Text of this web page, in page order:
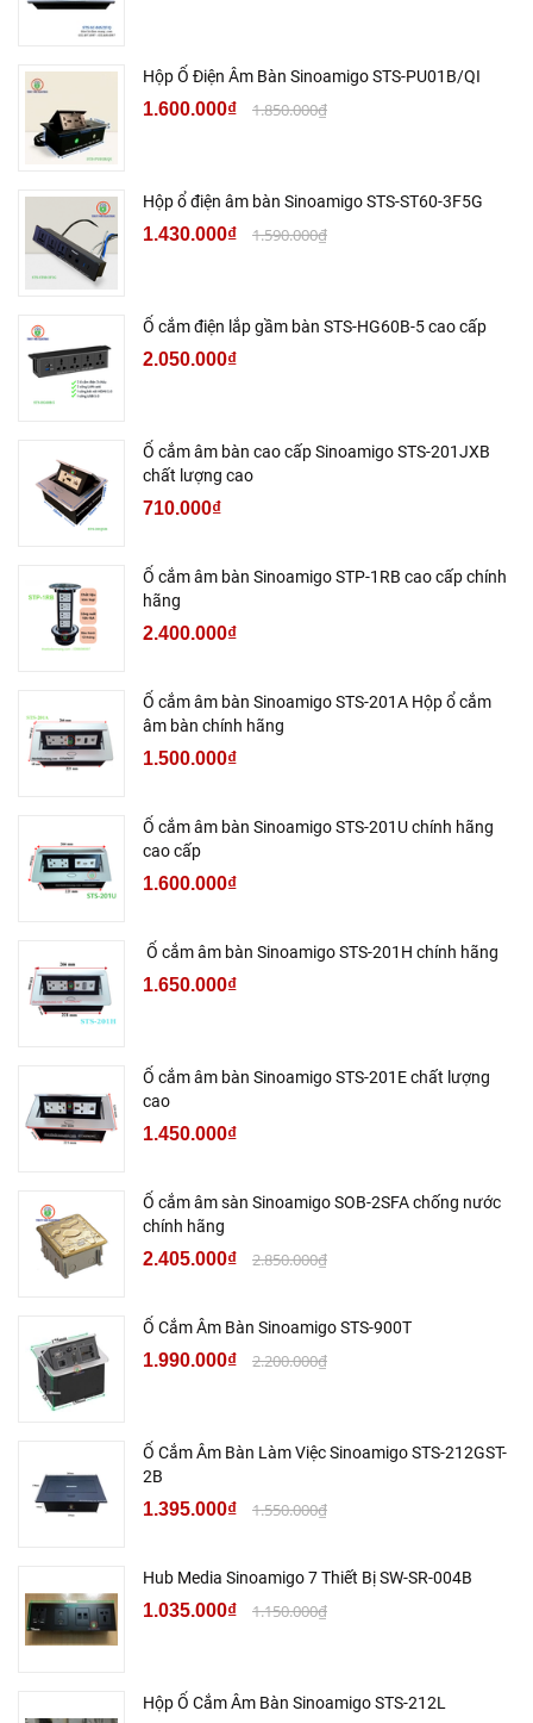
Hộp Ổ Điện Âm Bàn Sinoamigo STS-PU01B/QI
1.600.000₫ 1.850.000₫
Hộp ổ điện âm bàn Sinoamigo STS-ST60-3F5G
1.430.000₫ 1.590.000₫
Ổ cắm điện lắp gầm bàn STS-HG60B-5 cao cấp
2.050.000₫
Ổ cắm âm bàn cao cấp Sinoamigo STS-201JXB
chất lượng cao
710.000₫
Ổ cắm âm bàn Sinoamigo STP-1RB cao cấp chính
hãng
2.400.000₫
Ổ cắm âm bàn Sinoamigo STS-201A Hộp ổ cắm
âm bàn chính hãng
1.500.000₫
Ổ cắm âm bàn Sinoamigo STS-201U chính hãng
cao cấp
1.600.000₫
Ổ cắm âm bàn Sinoamigo STS-201H chính hãng
1.650.000₫
Ổ cắm âm bàn Sinoamigo STS-201E chất lượng
cao
1.450.000₫
Ổ cắm âm sàn Sinoamigo SOB-2SFA chống nước
chính hãng
2.405.000₫ 2.850.000₫
Ổ Cắm Âm Bàn Sinoamigo STS-900T
1.990.000₫ 2.200.000₫
Ổ Cắm Âm Bàn Làm Việc Sinoamigo STS-212GST-
2B
1.395.000₫ 1.550.000₫
Hub Media Sinoamigo 7 Thiết Bị SW-SR-004B
1.035.000₫ 1.150.000₫
Hộp Ổ Cắm Âm Bàn Sinoamigo STS-212L